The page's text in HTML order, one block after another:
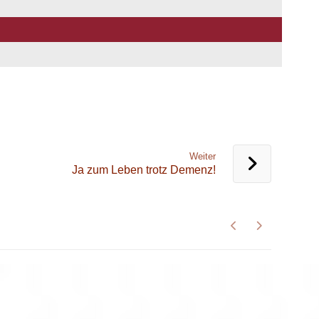
Weiter
Ja zum Leben trotz Demenz!